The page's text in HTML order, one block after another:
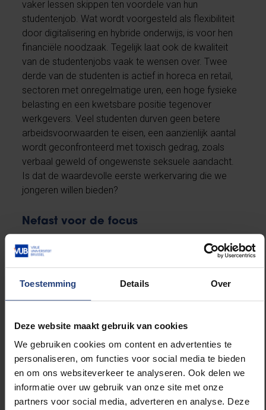
Toestemming Details Over
Deze website maakt gebruik van cookies
We gebruiken cookies om content en advertenties te
personaliseren, om functies voor social media te bieden
en om ons websiteverkeer te analyseren. Ook delen we
informatie over uw gebruik van onze site met onze
partners voor social media, adverteren en analyse. Deze
vaker lessen skippen ten voordele van hun
studentenjob. Wat wordt voorgesteld als flexibiliteit
door digitalisering en hybride onderwijs, is voor hen
financiële noodzaak. Tegelijk laat ook de kwaliteit
van de studentenjobs vaak te wensen over. Twee
derde van de studenten is actief in horeca en retail,
sectoren met onregelmatige uren, een hoge fysieke
belasting en een kwetsbare positie tegenover
werkgevers. Veel studenten durven geen betere
arbeidsvoorwaarden te eisen, een aanzienlijk aantal
wordt geconfronteerd met toxisch gedrag, zoals
verbaal geweld of ongewenste seksuele aandacht.
Is dat de waardevolle eerste werkervaring die we
jongeren willen bieden?
Nefast voor de focus
de arbeidsmarkt vergemakkelijkt, blijkt maar
gedeeltelijk te kloppen. De meeste studentenjobs
sluiten nauwelijks aan bij de gevolgde opleiding.
Studentenarbeid is zelden een opstap naar een
toekomstige carrière, het is steeds vaker gewoon
een noodzakelijk middel om rond te komen, wat
nefast is voor de educatieve betrokkenheid en de
intellectuele focus die het hoger onderwijs vereist.